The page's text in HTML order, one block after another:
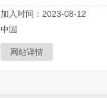
加入时间：2023-08-12
中国
网站详情